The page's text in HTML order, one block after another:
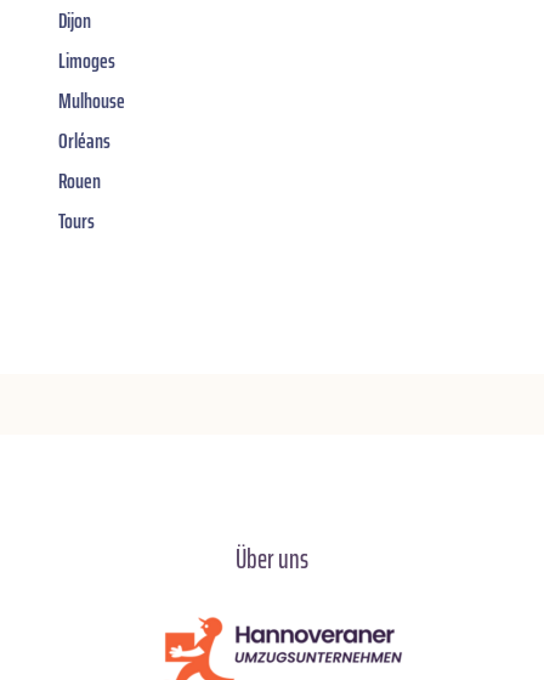
Dijon
Limoges
Mulhouse
Orléans
Rouen
Tours
Über uns